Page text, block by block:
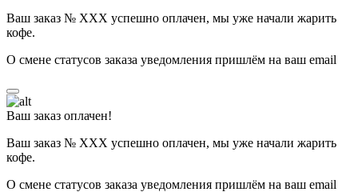
Ваш заказ № ХХХ успешно оплачен, мы уже начали жарить
кофе.
О смене статусов заказа уведомления пришлём на ваш email
Ваш заказ оплачен!
Ваш заказ № ХХХ успешно оплачен, мы уже начали жарить
кофе.
О смене статусов заказа уведомления пришлём на ваш email